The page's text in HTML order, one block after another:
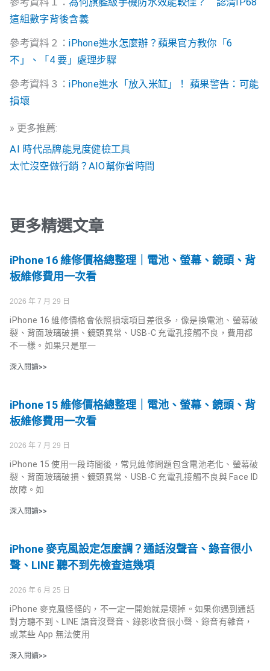
這組數字背後含義
參考資料２：iPhone進水怎麼辦？蘋果官方教你「6
不」、「4 要」處理步驟
參考資料３：iPhone進水「放入米缸」！ 蘋果警告：可能
損壞
» 更多推薦:
AI 時代品牌能見度健檢工具
太忙沒空做行銷？AIO幫你省時間
更多精選文章
iPhone 16 維修價格總整理｜電池、螢幕、鏡頭、背
板維修費用一次看
2026 年 7 月 29 日
iPhone 16 維修價格會依照損壞項目差很多，像是換電池、螢幕破
裂、背面玻璃破損、鏡頭異常、USB-C 充電孔接觸不良，費用都
不一樣。如果只是單一
深入閱讀>>
iPhone 15 維修價格總整理｜電池、螢幕、鏡頭、背
板維修費用一次看
2026 年 7 月 29 日
iPhone 15 使用一段時間後，常見維修問題包含電池老化、螢幕破
裂、背面玻璃破損、鏡頭異常、USB-C 充電孔接觸不良與 Face ID
故障。如
深入閱讀>>
iPhone 麥克風設定怎麼調？通話沒聲音、錄音很小
聲、LINE 聽不到先檢查這幾項
2026 年 6 月 25 日
iPhone 麥克風怪怪的，不一定一開始就是壞掉。如果你遇到通話
對方聽不到、LINE 語音沒聲音、錄影收音很小聲、錄音有雜音，
或某些 App 無法使用
深入閱讀>>